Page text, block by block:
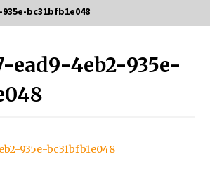
bc31bfb1e048
ead9-4eb2-935e-
935e-bc31bfb1e048